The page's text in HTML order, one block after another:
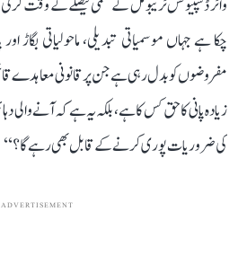
واٹر ڈسپیوٹس ٹریبونل کے حتمی فیصلے کے وقت
چکا ہے جہاں موسمیاتی تبدیلی، ماحولیاتی بگاڑ
مفروضوں کو بدل رہی ہے جن پر قانونی معاہدے
زیادہ پانی کا حق کس کا ہے، بلکہ یہ ہے کہ آنے والی
کی ضروریات پوری کرنے کے قابل بھی رہے گا؟‘‘
ADVERTISEMENT